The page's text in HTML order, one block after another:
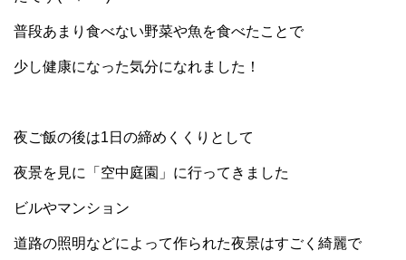
普段あまり食べない野菜や魚を食べたことで
少し健康になった気分になれました！
夜ご飯の後は1日の締めくくりとして
夜景を見に「空中庭園」に行ってきました
ビルやマンション
道路の照明などによって作られた夜景はすごく綺麗で